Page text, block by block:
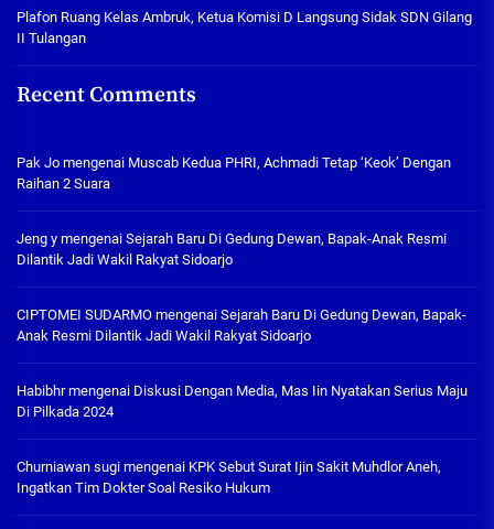
Plafon Ruang Kelas Ambruk, Ketua Komisi D Langsung Sidak SDN Gilang
II Tulangan
Recent Comments
Pak Jo mengenai Muscab Kedua PHRI, Achmadi Tetap ‘Keok’ Dengan
Raihan 2 Suara
Jeng y mengenai Sejarah Baru Di Gedung Dewan, Bapak-Anak Resmi
Dilantik Jadi Wakil Rakyat Sidoarjo
CIPTOMEI SUDARMO mengenai Sejarah Baru Di Gedung Dewan, Bapak-
Anak Resmi Dilantik Jadi Wakil Rakyat Sidoarjo
Habibhrmengenai Diskusi Dengan Media, Mas Iin Nyatakan Serius Maju
Di Pilkada 2024
Churniawan sugi mengenai KPK Sebut Surat Ijin Sakit Muhdlor Aneh,
Ingatkan Tim Dokter Soal Resiko Hukum